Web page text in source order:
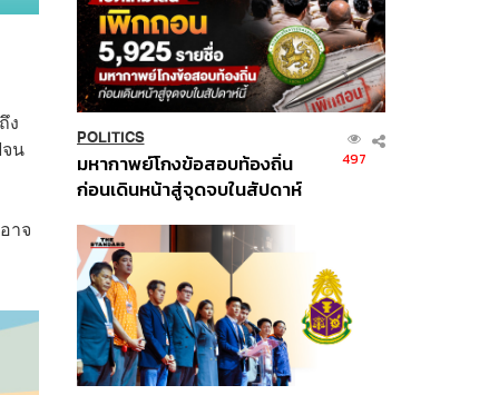
ง
น
าจ
POLITICS
มหากาพย์โกงข้อสอบท้องถิ่น
ก่อนเดินหน้าสู่จุดจบในสัปดาห์
497